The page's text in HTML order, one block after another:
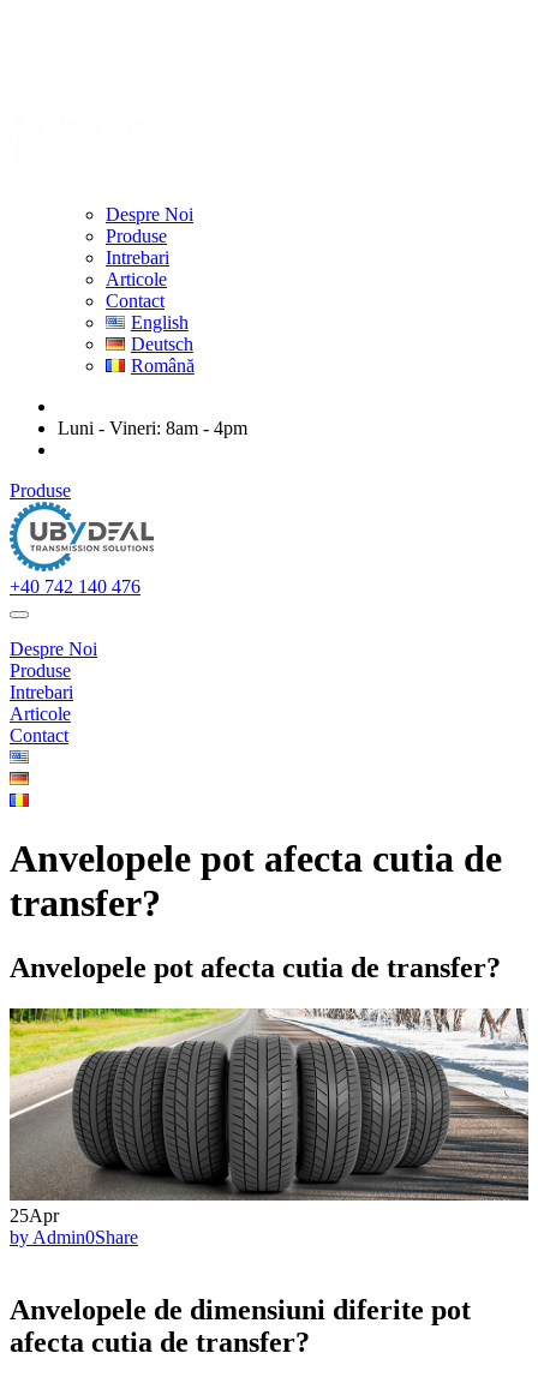
Despre Noi
Produse
Intrebari
Articole
Contact
English
Deutsch
Română
Luni - Vineri: 8am - 4pm
Produse
+40 742 140 476
Despre Noi
Produse
Intrebari
Articole
Contact
Anvelopele pot afecta cutia de
transfer?
Anvelopele pot afecta cutia de transfer?
25Apr
by Admin0Share
Anvelopele de dimensiuni diferite pot
afecta cutia de transfer?